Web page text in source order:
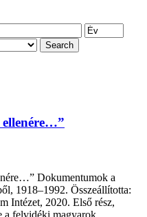
Dokumentumok a
1918–1992. Összeállította:
Intézet, 2020. Első rész,